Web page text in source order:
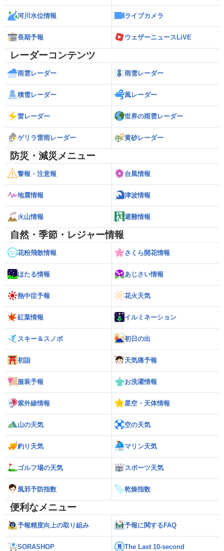
河川水位情報 ライブカメラ
長期予報 ウェザーニュースLiVE
レーダーコンテンツ
雨雲レーダー 雨雪レーダー
積雪レーダー 風レーダー
雷レーダー 世界の雨雲レーダー
ゲリラ雷雨レーダー 黄砂レーダー
防災・減災メニュー
警報・注意報 台風情報
地震情報 津波情報
火山情報 避難情報
自然・季節・レジャー情報
花粉飛散情報 さくら開花情報
ほたる情報 あじさい情報
熱中症予報 花火天気
紅葉情報 イルミネーション
スキー＆スノボ 初日の出
初詣 天気痛予報
服装予報 お洗濯情報
紫外線情報 星空・天体情報
山の天気 空の天気
釣り天気 マリン天気
ゴルフ場の天気 スポーツ天気
風邪予防指数 乾燥指数
便利なメニュー
予報精度向上の取り組み 予報に関するFAQ
SORASHOP The Last 10-second